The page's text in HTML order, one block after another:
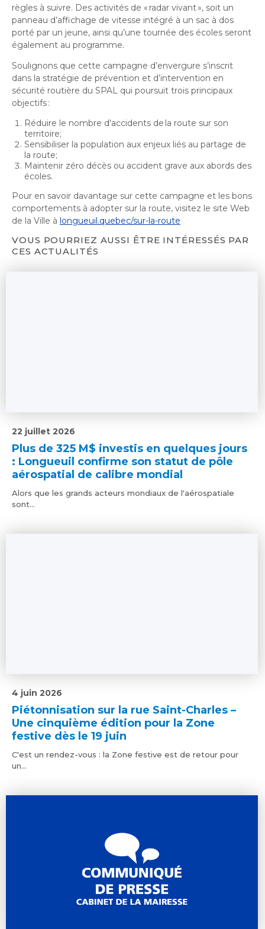
règles à suivre. Des activités de « radar vivant», soit un
panneau d’affichage de vitesse intégré à un sac à dos
porté par un jeune, ainsi qu’une tournée des écoles seront
également au programme.
Soulignons que cette campagne d’envergure s’inscrit
dans la stratégie de prévention et d’intervention en
sécurité routière du SPAL qui poursuit trois principaux
objectifs:
Réduire le nombre d'accidents de la route sur son
territoire;
Sensibiliser la population aux enjeux liés au partage de
la route;
Maintenir zéro décès ou accident grave aux abords des
écoles.
Pour en savoir davantage sur cette campagne et les bons
comportements à adopter sur la route, visitez le site Web
de la Ville à longueuil.quebec/sur-la-route
VOUS POURRIEZ AUSSI ÊTRE INTÉRESSÉS PAR
CES ACTUALITÉS
Plus de 325 M$ investis en quelques jours
: Longueuil confirme son statut de pôle
aérospatial de calibre mondial
22 juillet 2026
Alors que les grands acteurs mondiaux de l'aérospatiale
sont...
Piétonnisation sur la rue Saint-Charles –
Une cinquième édition pour la Zone
festive dès le 19 juin
4 juin 2026
C'est un rendez-vous : la Zone festive est de retour pour
un...